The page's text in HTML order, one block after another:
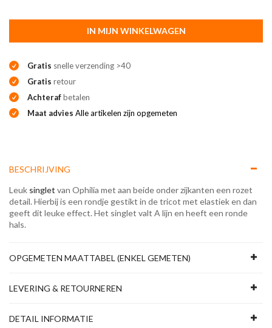
IN MIJN WINKELWAGEN
Gratis snelle verzending >40
Gratis retour
Achterafbetalen
Maat advies Alle artikelen zijn opgemeten
BESCHRIJVING
Leuk singlet van Ophilia met aan beide onder zijkanten een rozet
detail. Hierbij is een rondje gestikt in de tricot met elastiek en dan
geeft dit leuke effect. Het singlet valt A lijn en heeft een ronde
hals.
OPGEMETEN MAATTABEL (ENKEL GEMETEN)
LEVERING & RETOURNEREN
DETAIL INFORMATIE